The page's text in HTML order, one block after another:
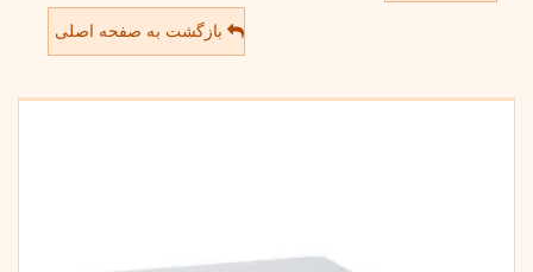
بازگشت به صفحه اصلی